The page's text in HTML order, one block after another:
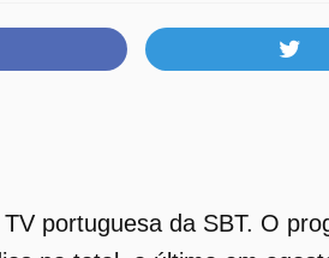
portuguesa da SBT. O